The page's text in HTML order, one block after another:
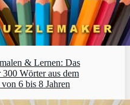
& Lernen: Das
Wörter aus dem
6 bis 8 Jahren